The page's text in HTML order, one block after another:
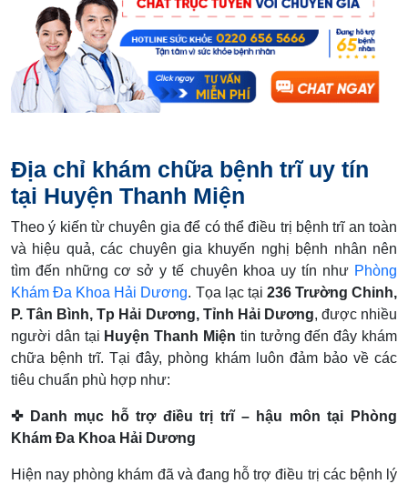
Địa chỉ khám chữa bệnh trĩ uy tín
tại Huyện Thanh Miện
Theo ý kiến từ chuyên gia để có thể điều trị bệnh trĩ an toàn
và hiệu quả, các chuyên gia khuyến nghị bệnh nhân nên
tìm đến những cơ sở y tế chuyên khoa uy tín như Phòng
Khám Đa Khoa Hải Dương. Tọa lạc tại 236 Trường Chinh,
P. Tân Bình, Tp Hải Dương, Tỉnh Hải Dương, được nhiều
người dân tại Huyện Thanh Miện tin tưởng đến đây khám
chữa bệnh trĩ. Tại đây, phòng khám luôn đảm bảo về các
tiêu chuẩn phù hợp như:
✜ Danh mục hỗ trợ điều trị trĩ – hậu môn tại Phòng
Khám Đa Khoa Hải Dương
Hiện nay phòng khám đã và đang hỗ trợ điều trị các bệnh lý